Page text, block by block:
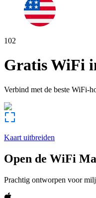
102
Gratis WiFi
Verbind met de beste WiFi-
Kaart uitbreiden
Open de WiFi
Prachtig ontworpen voor